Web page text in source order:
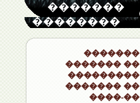
�������
��������
�������
������� ��
���������
������� ��
����-��